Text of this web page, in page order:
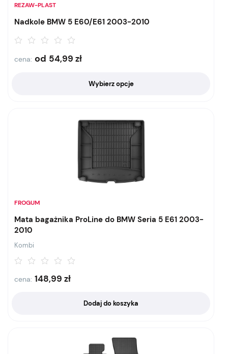
REZAW-PLAST
Nadkole BMW 5 E60/E61 2003-2010
cena: od 54,99 zł
Wybierz opcje
FROGUM
Mata bagażnika ProLine do BMW Seria 5 E61 2003-
2010
Kombi
cena: 148,99 zł
Dodaj do koszyka